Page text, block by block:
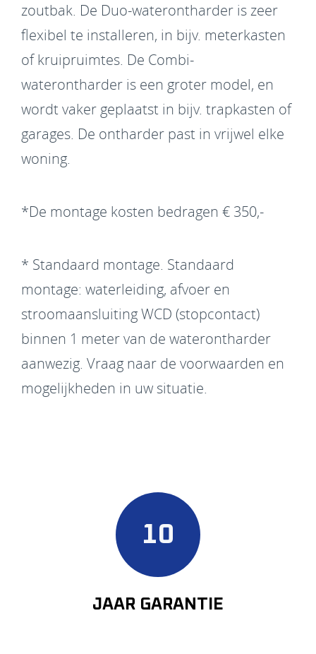
zoutbak. De Duo-waterontharder is zeer
flexibel te installeren, in bijv. meterkasten
of kruipruimtes. De Combi-
waterontharder is een groter model, en
wordt vaker geplaatst in bijv. trapkasten of
garages. De ontharder past in vrijwel elke
woning.
*De montage kosten bedragen € 350,-
* Standaard montage. Standaard
montage: waterleiding, afvoer en
stroomaansluiting WCD (stopcontact)
binnen 1 meter van de waterontharder
aanwezig. Vraag naar de voorwaarden en
mogelijkheden in uw situatie.
10
JAAR GARANTIE